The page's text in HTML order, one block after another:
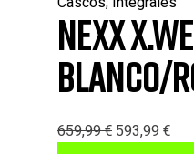
NEXX
BLANCO/
659,99€ 593,99 €